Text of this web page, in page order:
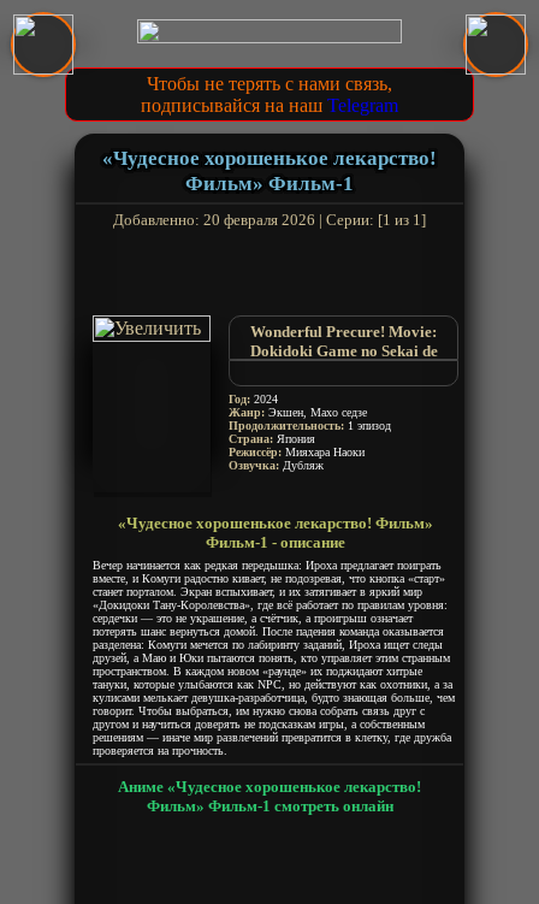
Чтобы не терять с нами связь,
подписывайся на наш Telegram
«Чудесное хорошенькое лекарство!
Фильм» Фильм-1
Добавленно: 20 февраля 2026 | Серии: [1 из 1]
Wonderful Precure! Movie:
Dokidoki Game no Sekai de
Wonderful Pretty Cure! The
Movie: A Grand Adventure in a
Thrilling Game World!
Год: 2024
Жанр: Экшен, Махо седзе
Продолжительность: 1 эпизод
Страна: Япония
Режиссёр: Мияхара Наоки
Озвучка: Дубляж
«Чудесное хорошенькое лекарство! Фильм»
Фильм-1 - описание
Вечер начинается как редкая передышка: Ироха предлагает поиграть
вместе, и Комуги радостно кивает, не подозревая, что кнопка «старт»
станет порталом. Экран вспыхивает, и их затягивает в яркий мир
«Докидоки Тану‑Королевства», где всё работает по правилам уровня:
сердечки — это не украшение, а счётчик, а проигрыш означает
потерять шанс вернуться домой. После падения команда оказывается
разделена: Комуги мечется по лабиринту заданий, Ироха ищет следы
друзей, а Маю и Юки пытаются понять, кто управляет этим странным
пространством. В каждом новом «раунде» их поджидают хитрые
тануки, которые улыбаются как NPC, но действуют как охотники, а за
кулисами мелькает девушка‑разработчица, будто знающая больше, чем
говорит. Чтобы выбраться, им нужно снова собрать связь друг с
другом и научиться доверять не подсказкам игры, а собственным
решениям — иначе мир развлечений превратится в клетку, где дружба
проверяется на прочность.
Аниме «Чудесное хорошенькое лекарство!
Фильм» Фильм-1 смотреть онлайн